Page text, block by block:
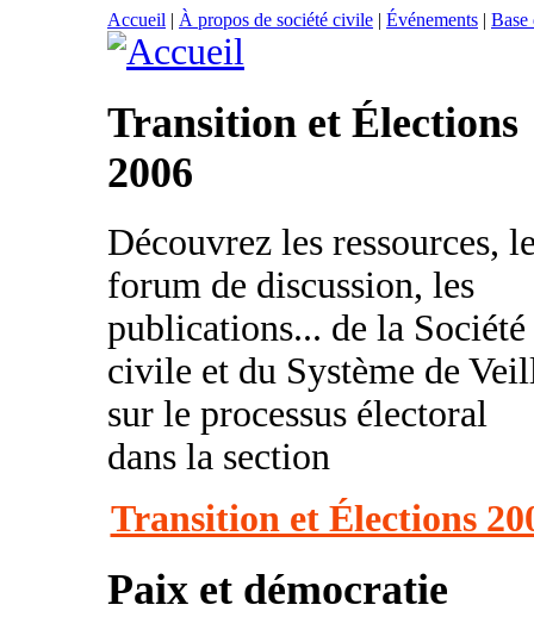
Accueil | À propos de société civile | Événements | Base
Transition et Élections
2006
Découvrez les ressources,
forum de discussion, les
publications... de la Société
civile et du Système de
sur le processus électoral
dans la section
Transition et Élections
Paix et démocratie